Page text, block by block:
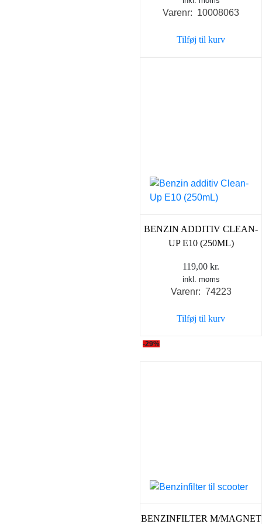
Varenr: 10008063
Tilføj til kurv
BENZIN ADDITIV CLEAN-
UP E10 (250ML)
119,00 kr.
inkl. moms
Varenr: 74223
Tilføj til kurv
-29%
BENZINFILTER M/MAGNET